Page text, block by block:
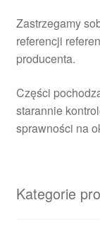
Zastrzegamy
referencji
producenta.
Części
starannie
sprawności na
Kategorie